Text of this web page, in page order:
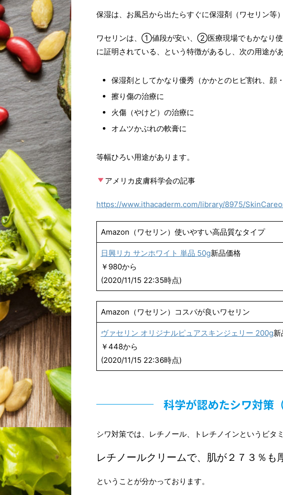
保湿は、お風呂から出たらすぐに保湿剤（ワセリン等
ワセリンは、①値段が安い、②医療現場でもかなり
に証明されている、という特徴があるし、次の用途があ
保湿剤としてかなり優秀（かかとのヒビ割れ、顔
擦り傷の治療に
火傷（やけど）の治療に
オムツかぶれの軟膏に
等幅ひろい用途があります。
アメリカ皮膚科学会の記事
https://www.ithacaderm.com/library/8975/
Amazon（ワセリン）使いやすい高品質なタイプ
日興リカ サンホワイト 単品 50g新品価格
￥980から
(2020/11/15 22:35時点)
Amazon（ワセリン）コスパが良いワセリン
ヴァセリン オリジナルピュアスキンジェリー 200g新
￥448から
(2020/11/15 22:36時点)
科学が認めたシワ対策
シワ対策では、レチノール、トレチノインというビタ
レチノールクリームで、肌が２７３％も
ということが分かっております。